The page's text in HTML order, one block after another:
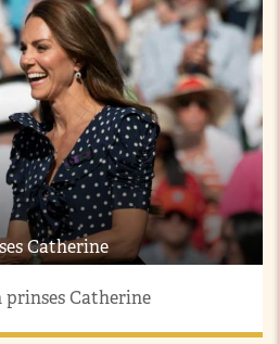
Catherine
prinses Catherine